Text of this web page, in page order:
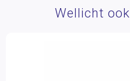
Wellicht ook